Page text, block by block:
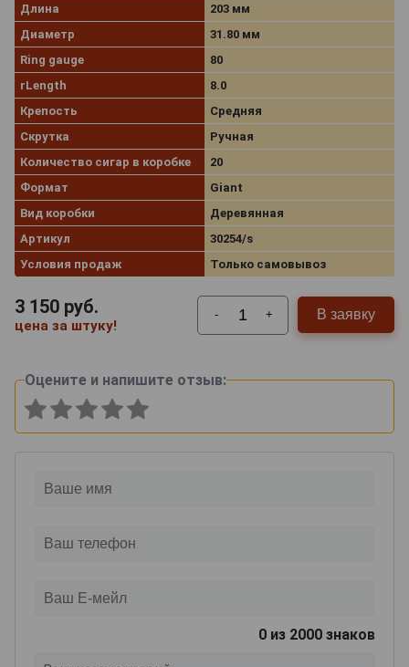
Длина
203 мм
Диаметр
31.80 мм
Ring gauge
80
rLength
8.0
Крепость
Средняя
Скрутка
Ручная
Количество сигар в коробке
20
Формат
Giant
Вид коробки
Деревянная
Артикул
30254/s
Условия продаж
Только самовывоз
3 150 руб.
цена за штуку!
- + В заявку
Оцените и напишите отзыв:
0 из 2000 знаков